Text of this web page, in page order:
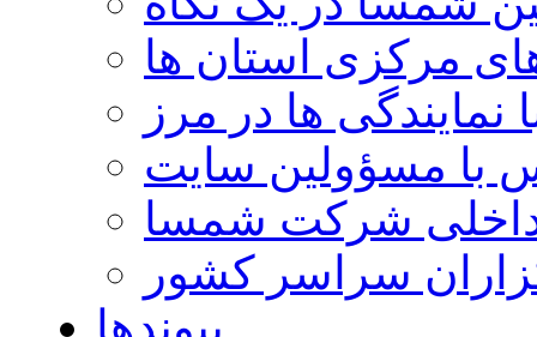
مرکزی استان ها
نمایندگی ها در مرز
با مسؤولین سایت
شرکت شمسا
سراسر کشور
پیوندها